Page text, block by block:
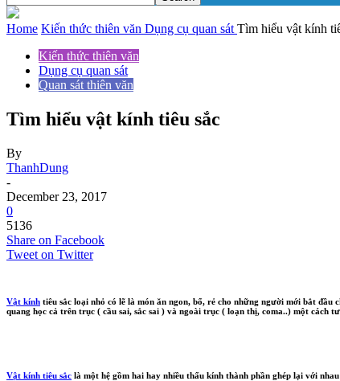
Home Kiến thức thiên văn Dụng cụ quan sát Tìm hiểu vật kính
Kiến thức thiên văn
Dụng cụ quan sát
Quan sát thiên văn
Tìm hiểu vật kính tiêu sắc
By
ThanhDung
-
December 23, 2017
0
5136
Share on Facebook
Tweet on Twitter
Vật kính tiêu sắc loại nhỏ có lẽ là món ăn ngon, bổ, rẻ cho những người mới bắt
quang học cả trên trục ( cầu sai, sắc sai ) và ngoài trục ( loạn thị, coma..) một
Vật kính tiêu sắc là một hệ gồm hai hay nhiều thấu kính thành phần ghép lại với